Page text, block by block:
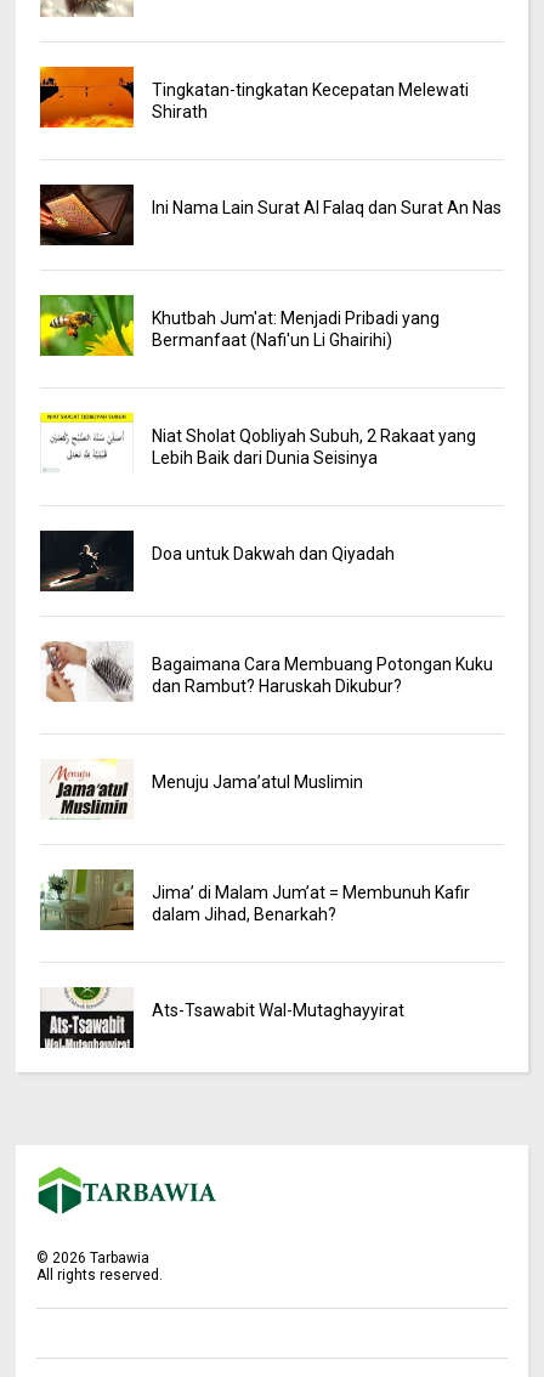
Tingkatan-tingkatan Kecepatan Melewati
Shirath
Ini Nama Lain Surat Al Falaq dan Surat An Nas
Khutbah Jum'at: Menjadi Pribadi yang
Bermanfaat (Nafi'un Li Ghairihi)
Niat Sholat Qobliyah Subuh, 2 Rakaat yang
Lebih Baik dari Dunia Seisinya
Doa untuk Dakwah dan Qiyadah
Bagaimana Cara Membuang Potongan Kuku
dan Rambut? Haruskah Dikubur?
Menuju Jama’atul Muslimin
Jima’ di Malam Jum’at = Membunuh Kafir
dalam Jihad, Benarkah?
Ats-Tsawabit Wal-Mutaghayyirat
©2026 Tarbawia
All rights reserved.